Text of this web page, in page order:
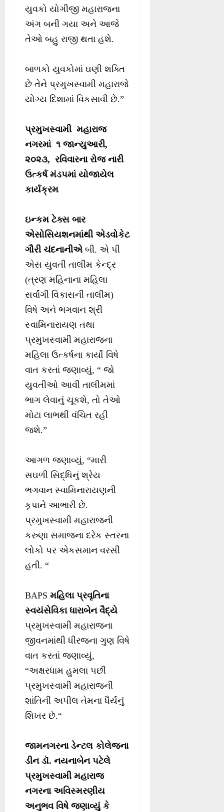
યુવકો યોગીજી મહારાજના
અંગ બની ગયા અને આજે
તેઓ બહુ રાજી થતા હશે.
બાળકો યુવકોમાં ઘણી શક્તિ
છે તેને પ્રમુખસ્વામી મહારાજે
યોગ્ય દિશામાં વિકસાવી છે.”
પ્રમુખસ્વામી મહારાજ
નગરમાં ૧ જાન્યુઆરી,
૨૦૨૩, રવિવારના રોજ નારી
ઉત્કર્ષ મંડપમાં યોજાયેલ
કાર્યક્રમ
ઇન્કમ ટેક્સ બાર
એસોસિયશનમાંથી એડવોકેટ
ગૌરી ચંદનાનીએ બી. એ પી
એસ યુવતી તાલીમ કેન્દ્ર
(ત્રણ મહિનાના મહિલા
સર્વાંગી વિકાસની તાલીમ)
વિષે અને ભગવાન શ્રી
સ્વામિનારાયણ તથા
પ્રમુખસ્વામી મહારાજના
મહિલા ઉત્કર્ષના કાર્યો વિષે
વાત કરતાં જણાવ્યું, “ જો
યુવતીઓ આવી તાલીમમાં
ભાગ લેવાનું ચૂકશે, તો તેઓ
મોટા લાભથી વંચિત રહી
જશે.”
આગળ જણાવ્યું, “મારી
સઘળી સિદ્ધિનું શ્રેય
ભગવાન સ્વામિનારાયણની
કૃપાને આભારી છે.
પ્રમુખસ્વામી મહારાજની
કરુણા સમાજના દરેક સ્તરના
લોકો પર એકસમાન વરસી
હતી. “
BAPS મહિલા પ્રવૃતિના
સ્વયંસેવિકા ધારાબેન વૈદ્યે
પ્રમુખસ્વામી મહારાજના
જીવનમાંથી ધીરજના ગુણ વિષે
વાત કરતાં જણાવ્યું,
“અક્ષરધામ હુમલા પછી
પ્રમુખસ્વામી મહારાજની
શાંતિની અપીલ તેમના ધૈર્યનું
શિખર છે.“
જામનગરના ડેન્ટલ કોલેજના
ડીન ડૉ. નયનાબેન પટેલે
પ્રમુખસ્વામી મહારાજ
નગરના અવિસ્મરણીય
અનુભવ વિષે જણાવ્યું કે